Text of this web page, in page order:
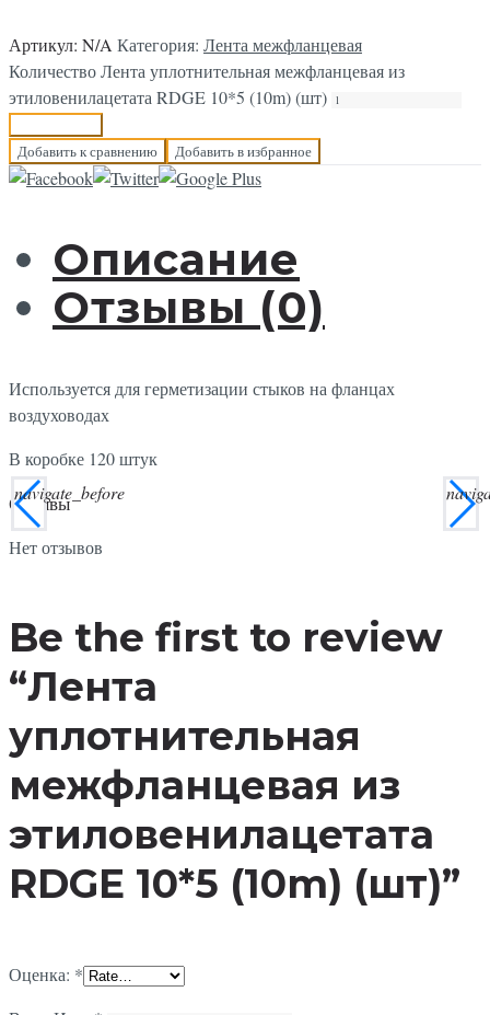
Артикул: N/A Категория: Лента межфланцевая
Количество Лента уплотнительная межфланцевая из
этиловенилацетата RDGE 10*5 (10m) (шт)
Добавить к сравнению Добавить в избранное
Описание
Отзывы (0)
Используется для герметизации стыков на фланцах
воздуховодах
В коробке 120 штук
Отзывы
Нет отзывов
Be the first to review
“Лента
уплотнительная
межфланцевая из
этиловенилацетата
RDGE 10*5 (10m) (шт)”
Оценка: *
navigate_before